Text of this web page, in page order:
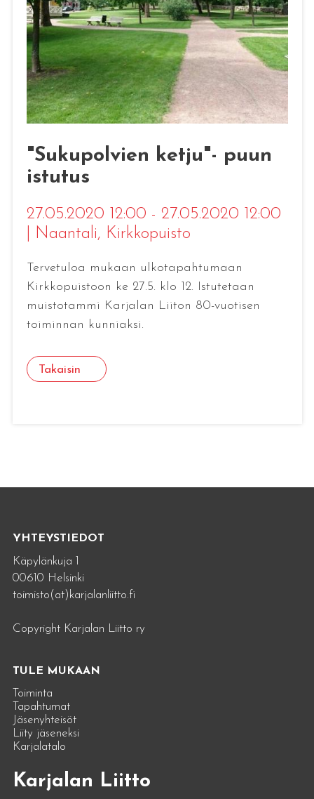
"Sukupolvien ketju"- puun
istutus
27.05.2020 12:00 - 27.05.2020 12:00
Naantali, Kirkkopuisto
Tervetuloa mukaan ulkotapahtumaan
Kirkkopuistoon ke 27.5. klo 12. Istutetaan
muistotammi Karjalan Liiton 80-vuotisen
toiminnan kunniaksi.
Takaisin
YHTEYSTIEDOT
Käpylänkuja 1
00610 Helsinki
toimisto(at)karjalanliitto.fi
Copyright Karjalan Liitto ry
TULE MUKAAN
Toiminta
Tapahtumat
Jäsenyhteisöt
Liity jäseneksi
Karjalatalo
Karjalan Liitto